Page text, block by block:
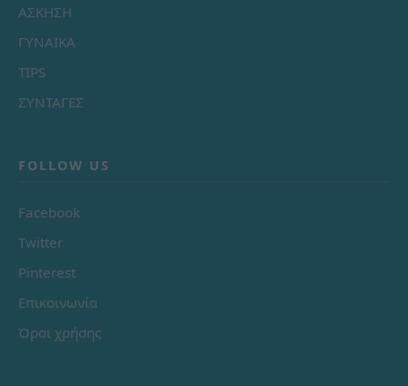
ΑΣΚΗΣΗ
ΓΥΝΑΙΚΑ
TIPS
ΣΥΝΤΑΓΕΣ
FOLLOW US
Facebook
Twitter
Pinterest
Επικοινωνία
Όροι χρήσης